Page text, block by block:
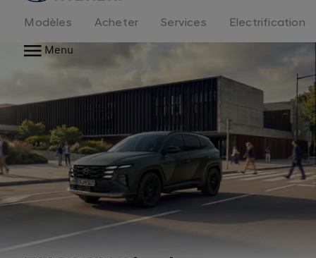
logo
Modèles Acheter Services
Electrification
Menu